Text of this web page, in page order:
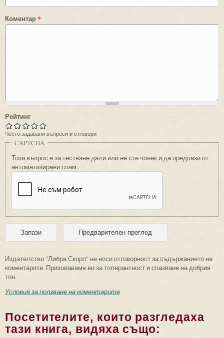
Коментар*
Рейтинг
Често задавани въпроси и отговори
CAPTCHA
Този въпрос е за тестване дали или не сте човек и да предпази от
автоматизирани спам.
Издателство "Либра Скорп" не носи отговорност за съдържанието на
коментарите. Призоваваме ви за толерантност и спазване на добрия
тон.
Условия за ползване на коментарите
Посетителите, които разгледаха
тази книга, видяха също: